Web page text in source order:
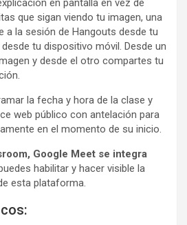
en pantalla en vez de
que sigan viendo tu imagen, una
a la sesión de Hangouts desde tu
tu dispositivo móvil. Desde un
y desde el otro compartes tu
la fecha y hora de la clase y
web público con antelación para
en el momento de su inicio.
Google Meet se integra
habilitar y hacer visible la
esta plataforma.